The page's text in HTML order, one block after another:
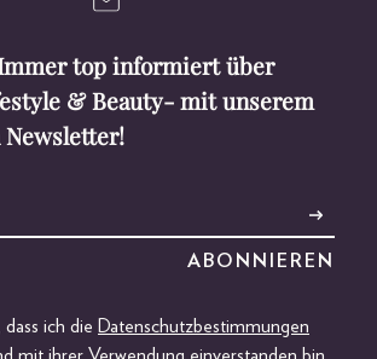
top informiert über
& Beauty- mit unserem
Newsletter!
dass ich die Datenschutzbestimmungen
mit ihrer Verwendung einverstanden bin.